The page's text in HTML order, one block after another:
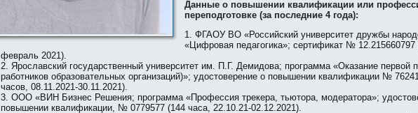
Данные о повышении квалификации или
переподготовке (за последние 4 года):
ФГАОУ ВО «Российский университет дружбы
«Цифровая педагогика»; сертификат № 12.215660797
февраль 2021).
Ярославский государственный университет им. П.Г. Демидова; программа «Оказание первой
работников образовательных организаций)»; удостоверение о повышении квалификации №
часов, 08.11.2021-30.11.2021).
ООО «ВИН Бизнес Решения; программа «Профессия трекера, тьютора, модератора»;
повышении квалификации, № 0779577 (144 часа, 22.10.21-02.12.2021).